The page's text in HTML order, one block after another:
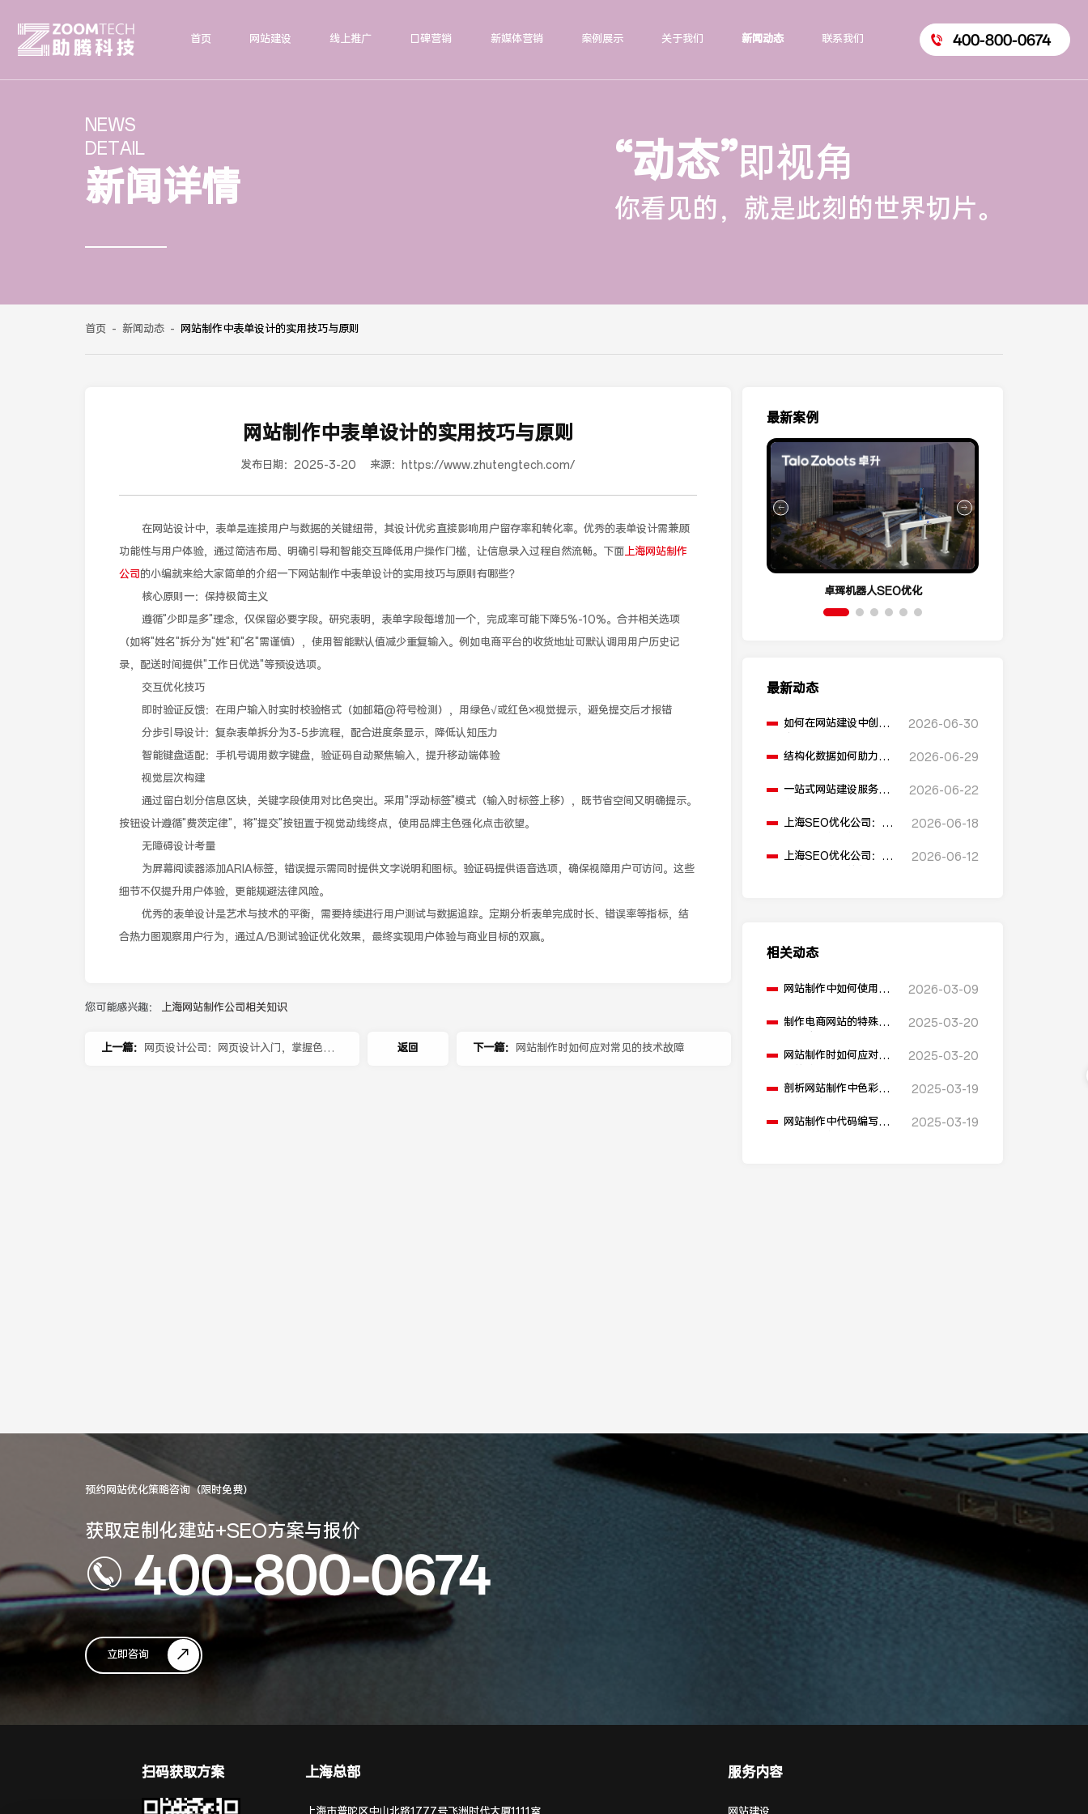
首页 网站建设 线上推广 口碑营销 新媒体营销 案例展示 关于我们 新闻动态 联系我们 400-800-0674
NEWS
DETAIL
新闻详情 “动态”即视角
你看见的，就是此刻的世界切片。
首页 - 新闻动态 - 网站制作中表单设计的实用技巧与原则
网站制作中表单设计的实用技巧与原则
发布日期： 2025-3-20 来源： https://www.zhutengtech.com/
在网站设计中，表单是连接用户与数据的关键纽带，其设计优劣直接影响用户留存率和转化率。优秀的表单设计需兼顾
功能性与用户体验，通过简洁布局、明确引导和智能交互降低用户操作门槛，让信息录入过程自然流畅。下面上海网站制作
公司的小编就来给大家简单的介绍一下网站制作中表单设计的实用技巧与原则有哪些？
核心原则一：保持极简主义
遵循"少即是多"理念，仅保留必要字段。研究表明，表单字段每增加一个，完成率可能下降5%-10%。合并相关选项
（如将"姓名"拆分为"姓"和"名"需谨慎），使用智能默认值减少重复输入。例如电商平台的收货地址可默认调用用户历史记
录，配送时间提供"工作日优选"等预设选项。
交互优化技巧
即时验证反馈：在用户输入时实时校验格式（如邮箱@符号检测），用绿色√或红色×视觉提示，避免提交后才报错
分步引导设计：复杂表单拆分为3-5步流程，配合进度条显示，降低认知压力
智能键盘适配：手机号调用数字键盘，验证码自动聚焦输入，提升移动端体验
视觉层次构建
通过留白划分信息区块，关键字段使用对比色突出。采用"浮动标签"模式（输入时标签上移），既节省空间又明确提示。
按钮设计遵循"费茨定律"，将"提交"按钮置于视觉动线终点，使用品牌主色强化点击欲望。
无障碍设计考量
为屏幕阅读器添加ARIA标签，错误提示需同时提供文字说明和图标。验证码提供语音选项，确保视障用户可访问。这些
细节不仅提升用户体验，更能规避法律风险。
优秀的表单设计是艺术与技术的平衡，需要持续进行用户测试与数据追踪。定期分析表单完成时长、错误率等指标，结
合热力图观察用户行为，通过A/B测试验证优化效果，最终实现用户体验与商业目标的双赢。
您可能感兴趣： 上海网站制作公司相关知识
上一篇： 网页设计公司：网页设计入门，掌握色彩 下一篇： 网站制作时如何应对常见的技术故障
返回
最新案例
卓珲机器人SEO优化
最新动态
如何在网站建设中创建
2026-06-30
结构化数据如何助力
2026-06-29
一站式网站建设服务平
2026-06-22
上海SEO优化公司：如
升点击率和SEO效果？
2026-06-18
上海SEO优化公司：有
2026-06-12
相关动态
网站制作中如何使用数
2026-03-09
制作电商网站的特殊流
2025-03-20
网站制作时如何应对常
2025-03-20
剖析网站制作中色彩搭
2025-03-19
网站制作中代码编写的
2025-03-19
预约网站优化策略咨询（限时免费）
获取定制化建站+SEO方案与报价
400-800-0674
立即咨询
扫码获取方案 上海总部 服务内容